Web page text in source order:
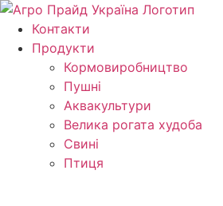
Перейти
вмісту
Контакти
Продукти
Кормо­виробництво
Пушні
Аквакультури
Велика рогата худоба
Свині
Птиця